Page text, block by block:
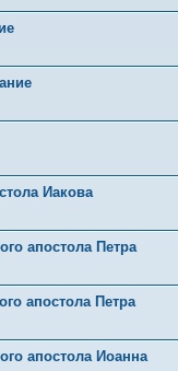
Иакова
апостола Петра
апостола Петра
апостола Иоанна